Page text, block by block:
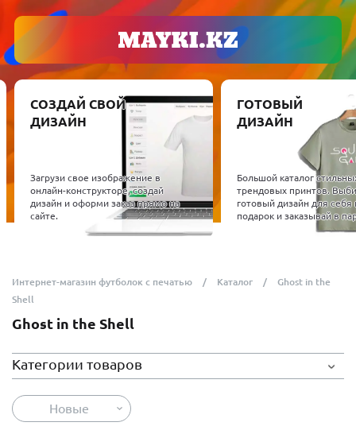
СОЗДАЙ СВОЙ
ДИЗАЙН
Загрузи свое изображение в
онлайн-конструкторе, создай
дизайн и оформи заказ прямо на
сайте.
ГОТОВЫЙ
ДИЗАЙН
Большой каталог
трендовых принтов.
готовый дизайн для себя
подарок и заказывай в
Интернет-магазин футболок с печатью Каталог
Ghost in the
Shell
Ghost in the Shell
Категории товаров
Новые